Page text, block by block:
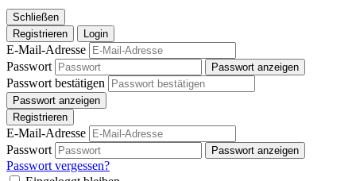
Schließen
Registrieren
Login
E-Mail-Adresse
Passwort
Passwort anzeigen
Passwort bestätigen
Passwort anzeigen
Registrieren
E-Mail-Adresse
Passwort
Passwort anzeigen
Passwort vergessen?